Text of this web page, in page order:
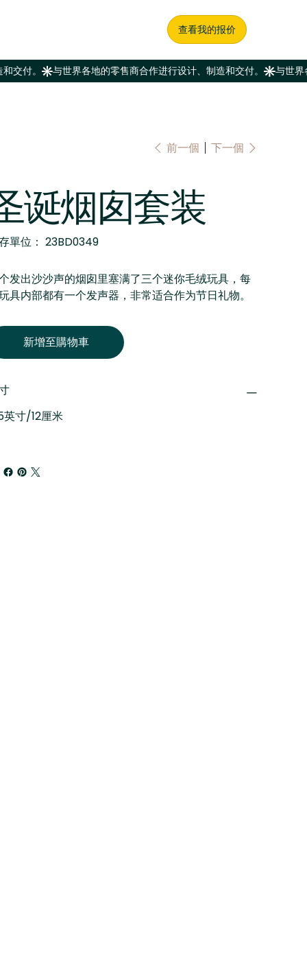
查看我的报价
前一個 下一個
诞烟囱套装
單位：
SKU
23BD0349
23BD0349
发出沙沙声的烟囱里塞满了三个迷你毛绒玩具，每
具内部都有一个发声器，非常适合作为节日礼物。
新增至購物車
英寸/12厘米